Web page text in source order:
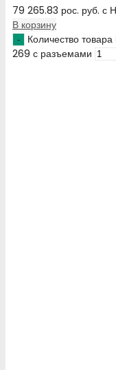
79 265.83 рос. руб. с
В корзину
Количество
269 с разъемами